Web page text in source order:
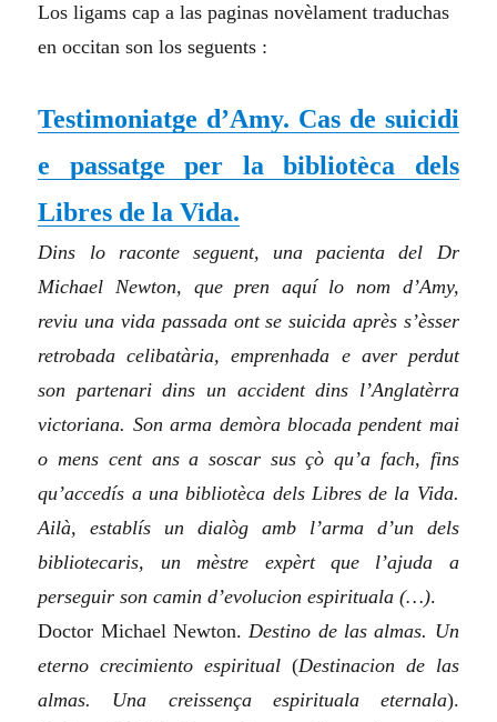
Los ligams cap a las paginas novèlament traduchas
en occitan son los seguents :
Testimoniatge d’Amy. Cas de suicidi
e passatge per la bibliotèca dels
Libres de la Vida.
Dins lo raconte seguent, una pacienta del Dr
Michael Newton, que pren aquí lo nom d’Amy,
reviu una vida passada ont se suicida après s’èsser
retrobada celibatària, emprenhada e aver perdut
son partenari dins un accident dins l’Anglatèrra
victoriana. Son arma demòra blocada pendent mai
o mens cent ans a soscar sus çò qu’a fach, fins
qu’accedís a una bibliotèca dels Libres de la Vida.
Ailà, establís un dialòg amb l’arma d’un dels
bibliotecaris, un mèstre expèrt que l’ajuda a
perseguir son camin d’evolucion espirituala (…).
Doctor Michael Newton.Destino de las almas. Un
eterno crecimiento espiritual (Destinacion de las
almas. Una creissença espirituala eternala).